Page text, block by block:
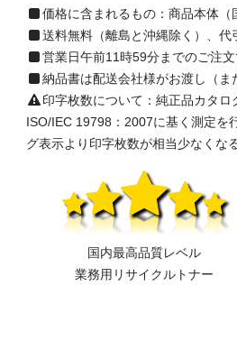
価格に含まれるもの：商品本体
送料無料（離島と沖縄除く）、
営業日午前11時59分までのご注
納品書は配送会社様がお渡し（ま
印字枚数について：純正品カタ
ISO/IEC 19798：2007に基く測定を
グ表示より印字枚数が相当少なくな
国内最高品質レベル
業務用リサイクルトナー